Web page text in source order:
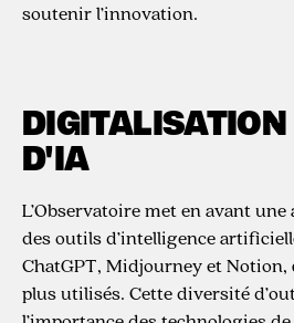
soutenir l’innovation.
D'IA
L’Observatoire met en avant
des outils d’intelligence
ChatGPT, Midjourney et
plus utilisés. Cette diversité